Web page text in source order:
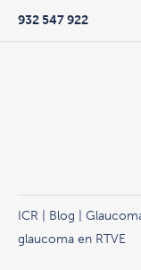
932 547 922
ICR Blog
glaucoma en RTVE